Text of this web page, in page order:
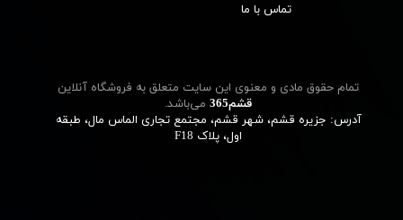
تمام حقوق مادی و معنوی این سایت متعلق به فروشگاه آنلاین
قشم‌365
می‌باشد.
آدرس: جزیره قشم، شهر قشم، مجتمع تجاری الماس مال، طبقه
اول، پلاک F18
تماس با ما